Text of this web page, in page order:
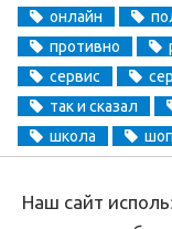
онлайн
противно
сервис
так и сказал
школа
Наш сайт